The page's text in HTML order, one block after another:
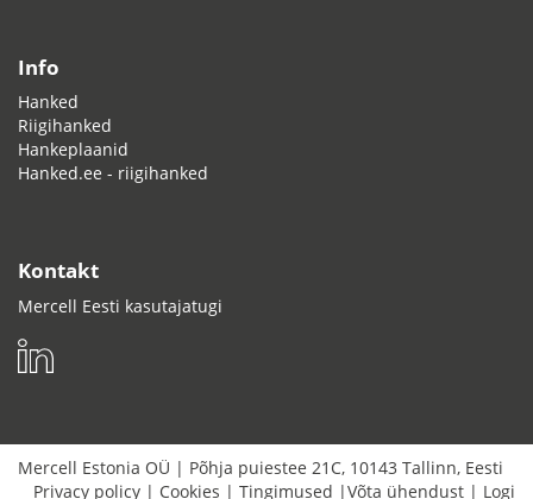
Info
Hanked
Riigihanked
Hankeplaanid
Hanked.ee - riigihanked
Kontakt
Mercell Eesti kasutajatugi
Mercell Estonia OÜ | Põhja puiestee 21C, 10143 Tallinn, Eesti
Privacy policy | Cookies | Tingimused |Võta ühendust | Logi